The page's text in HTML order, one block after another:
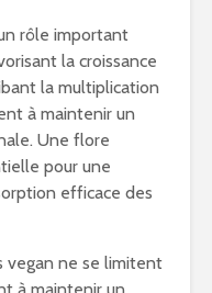
rôle important
la croissance
la multiplication
à maintenir un
Une flore
pour une
efficace des
vegan ne se limitent